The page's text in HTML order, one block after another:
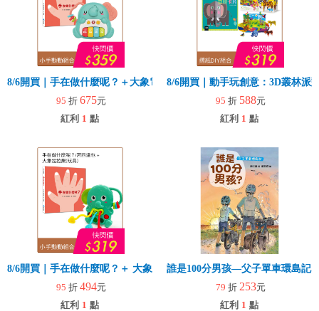
8/6開買｜手在做什麼呢？＋大象電子琴
95 折 675元
紅利 1 點
8/6開買｜動手玩創意：3D叢林派
95 折 588元
紅利 1 點
8/6開買｜手在做什麼呢？＋ 大象拉拉樂(玩具)
95 折 494元
紅利 1 點
誰是100分男孩—父子單車環島記
79 折 253元
紅利 1 點